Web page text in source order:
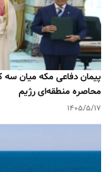
پیمان دفاعی مکه میان سه
محاصره منطقه‌ای رژیم
۱۴۰۵/۵/۱۷